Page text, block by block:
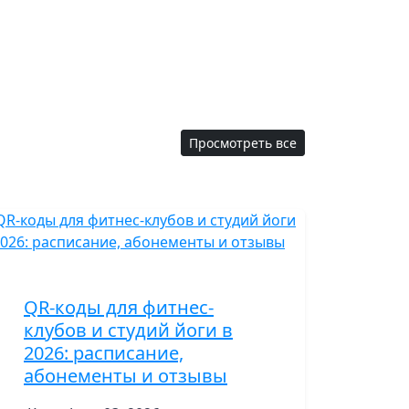
Просмотреть все
QR-коды для фитнес-
клубов и студий йоги в
2026: расписание,
абонементы и отзывы